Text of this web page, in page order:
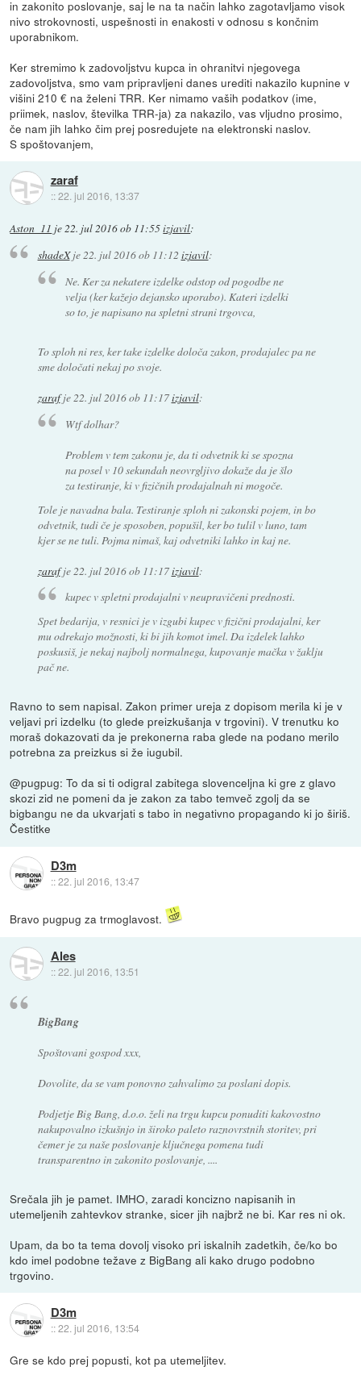
in zakonito poslovanje, saj le na ta način lahko zagotavljamo visok
nivo strokovnosti, uspešnosti in enakosti v odnosu s končnim
uporabnikom.
Ker stremimo k zadovoljstvu kupca in ohranitvi njegovega
zadovoljstva, smo vam pripravljeni danes urediti nakazilo kupnine v
višini 210 € na želeni TRR. Ker nimamo vaših podatkov (ime,
priimek, naslov, številka TRR-ja) za nakazilo, vas vljudno prosimo,
če nam jih lahko čim prej posredujete na elektronski naslov.
S spoštovanjem,
zaraf
::22. jul 2016, 13:37
Aston_11 je22. jul 2016 ob 11:55izjavil:
shadeXje22. jul 2016 ob 11:12 izjavil:
Ne. Ker za nekatere izdelke odstop od pogodbe ne
velja (ker kažejo dejansko uporabo). Kateri izdelki
so to, je napisano na spletni strani trgovca,
To sploh ni res, ker take izdelke določa zakon, prodajalec pa ne
sme določati nekaj po svoje.
zarafje22. jul 2016 ob 11:17izjavil:
Wtf dolhar?
Problem v tem zakonu je, da ti odvetnik ki se spozna
na posel v 10 sekundah neovrgljivo dokaže da je šlo
za testiranje, ki v fizičnih prodajalnah ni mogoče.
Tole je navadna bala. Testiranje sploh ni zakonski pojem, in bo
odvetnik, tudi če je sposoben, popušil, ker bo tulil v luno, tam
kjer se ne tuli. Pojma nimaš, kaj odvetniki lahko in kaj ne.
zarafje 22. jul 2016 ob 11:17izjavil:
kupec v spletni prodajalni v neupravičeni prednosti.
Spet bedarija, v resnici je v izgubi kupec v fizični prodajalni, ker
mu odrekajo možnosti, ki bi jih komot imel. Da izdelek lahko
poskusiš, je nekaj najbolj normalnega, kupovanje mačka v žaklju
pač ne.
Ravno to sem napisal. Zakon primer ureja z dopisom merila ki je v
veljavi pri izdelku (to glede preizkušanja v trgovini). V trenutku ko
moraš dokazovati da je prekonerna raba glede na podano merilo
potrebna za preizkus si že iugubil.
@pugpug: To da si ti odigral zabitega slovenceljna ki gre z glavo
skozi zid ne pomeni da je zakon za tabo temveč zgolj da se
bigbangu ne da ukvarjati s tabo in negativno propagando ki jo širiš.
Čestitke
D3m
::22. jul 2016, 13:47
Bravo pugpug za trmoglavost.
Ales
::22. jul 2016, 13:51
BigBang
Spoštovani gospod xxx,
Dovolite, da se vam ponovno zahvalimo za poslani dopis.
Podjetje Big Bang, d.o.o. želi na trgu kupcu ponuditi kakovostno
nakupovalno izkušnjo in široko paleto raznovrstnih storitev, pri
čemer je za naše poslovanje ključnega pomena tudi
transparentno in zakonito poslovanje, ....
Srečala jih je pamet. IMHO, zaradi koncizno napisanih in
utemeljenih zahtevkov stranke, sicer jih najbrž ne bi. Kar res ni ok.
Upam, da bo ta tema dovolj visoko pri iskalnih zadetkih, če/ko bo
kdo imel podobne težave z BigBang ali kako drugo podobno
trgovino.
D3m
::22. jul 2016, 13:54
Gre se kdo prej popusti, kot pa utemeljitev.